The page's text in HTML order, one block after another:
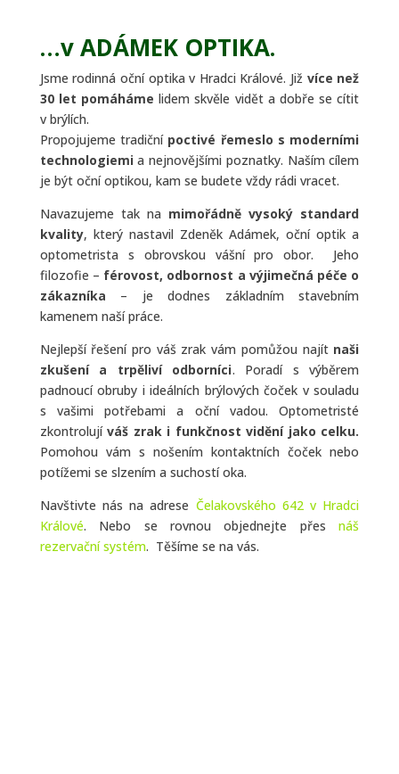
…v ADÁMEK OPTIKA.
Jsme rodinná oční optika v Hradci Králové. Již více než
30 let pomáháme lidem skvěle vidět a dobře se cítit
v brýlích.
Propojujeme tradiční poctivé řemeslo s moderními
technologiemia nejnovějšími poznatky. Naším cílem
je být oční optikou, kam se budete vždy rádi vracet.
Navazujeme tak na mimořádně vysoký standard
kvality, který nastavil Zdeněk Adámek, oční optik a
optometrista s obrovskou vášní pro obor. Jeho
filozofie – férovost, odbornost a výjimečná péče o
zákazníka – je dodnes základním stavebním
kamenem naší práce.
Nejlepší řešení pro váš zrak vám pomůžou najít naši
zkušení a trpěliví odborníci. Poradí s výběrem
padnoucí obruby i ideálních brýlových čoček v souladu
s vašimi potřebami a oční vadou. Optometristé
zkontrolujíváš zrak i funkčnost vidění jako celku.
Pomohou vám s nošením kontaktních čoček nebo
potížemi se slzením a suchostí oka.
Navštivte nás na adrese Čelakovského 642 v Hradci
Králové. Nebo se rovnou objednejte přesnáš
rezervační systém. Těšíme se na vás.